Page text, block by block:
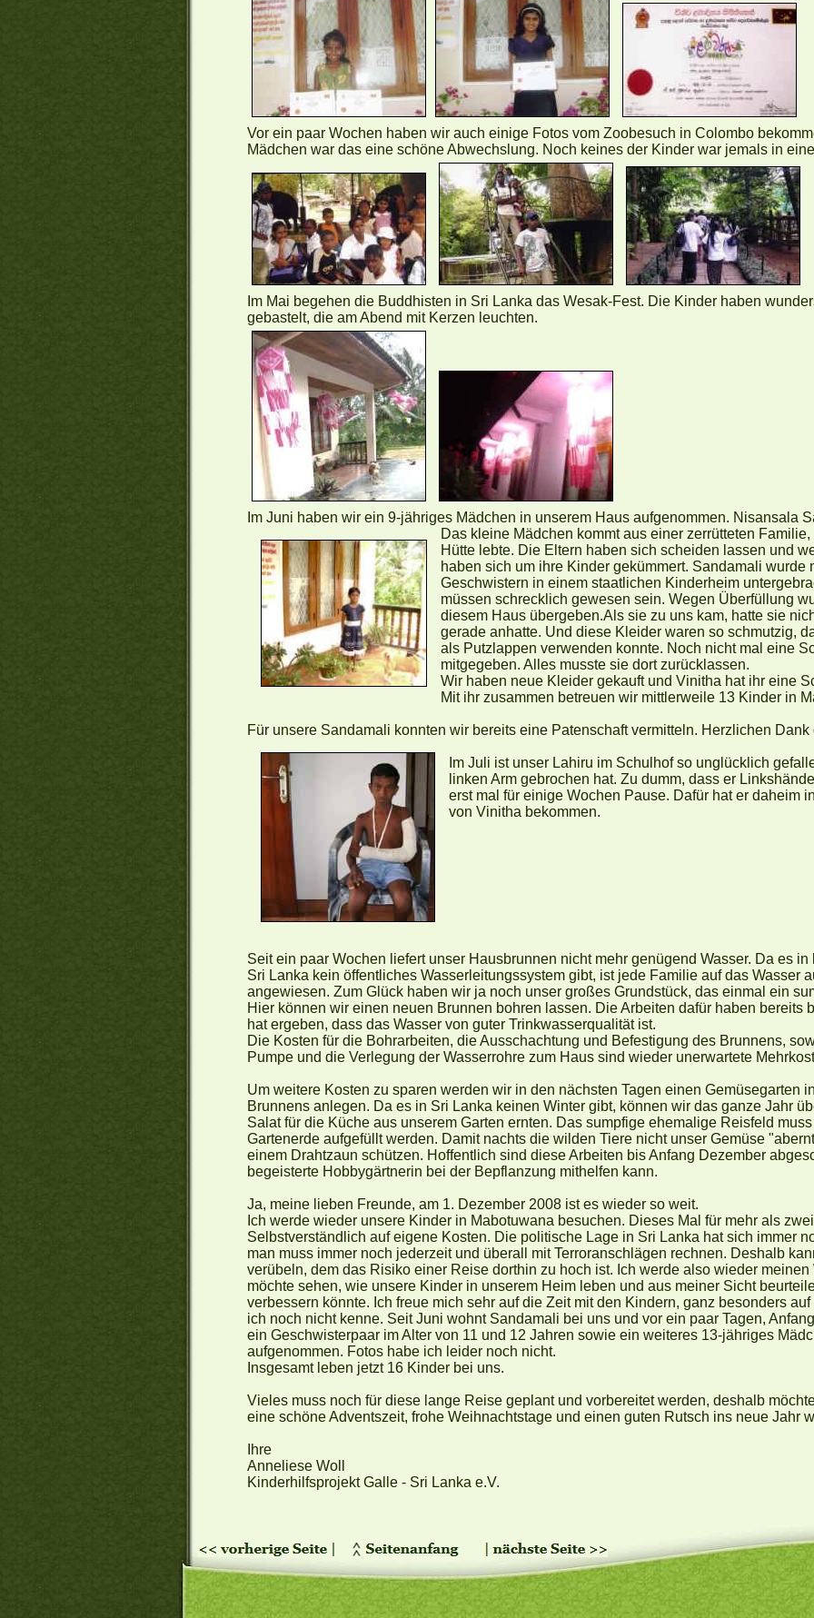
Vor ein paar Wochen haben wir auch einige Fotos vom Zoobesuch in Colombo
Mädchen war das eine schöne Abwechslung. Noch keines der Kinder war jemals in
Im Mai begehen die Buddhisten in Sri Lanka das Wesak-Fest. Die Kinder haben
gebastelt, die am Abend mit Kerzen leuchten.
Im Juni haben wir ein 9-jähriges Mädchen in unserem Haus aufgenommen. Nisansala
Das kleine Mädchen kommt aus einer zerrütteten
Hütte lebte. Die Eltern haben sich scheiden lassen und
haben sich um ihre Kinder gekümmert. Sandamali wurde
Geschwistern in einem staatlichen Kinderheim
müssen schrecklich gewesen sein. Wegen Überfüllung
diesem Haus übergeben.Als sie zu uns kam, hatte sie
gerade anhatte. Und diese Kleider waren so schmutzig,
als Putzlappen verwenden konnte. Noch nicht mal eine
mitgegeben. Alles musste sie dort zurücklassen.
Wir haben neue Kleider gekauft und Vinitha hat ihr eine
Mit ihr zusammen betreuen wir mittlerweile 13 Kinder in
Für unsere Sandamali konnten wir bereits eine Patenschaft vermitteln. Herzlichen Dank
Im Juli ist unser Lahiru im Schulhof so unglücklich
linken Arm gebrochen hat. Zu dumm, dass er
erst mal für einige Wochen Pause. Dafür hat er daheim
von Vinitha bekommen.
Seit ein paar Wochen liefert unser Hausbrunnen nicht mehr genügend Wasser. Da es
Sri Lanka kein öffentliches Wasserleitungssystem gibt, ist jede Familie auf das Wasser
angewiesen. Zum Glück haben wir ja noch unser großes Grundstück, das einmal ein
Hier können wir einen neuen Brunnen bohren lassen. Die Arbeiten dafür haben bereits
hat ergeben, dass das Wasser von guter Trinkwasserqualität ist.
Die Kosten für die Bohrarbeiten, die Ausschachtung und Befestigung des Brunnens,
Pumpe und die Verlegung der Wasserrohre zum Haus sind wieder unerwartete
Um weitere Kosten zu sparen werden wir in den nächsten Tagen einen Gemüsegarten
Brunnens anlegen. Da es in Sri Lanka keinen Winter gibt, können wir das ganze Jahr
Salat für die Küche aus unserem Garten ernten. Das sumpfige ehemalige Reisfeld
Gartenerde aufgefüllt werden. Damit nachts die wilden Tiere nicht unser Gemüse
einem Drahtzaun schützen. Hoffentlich sind diese Arbeiten bis Anfang Dezember
begeisterte Hobbygärtnerin bei der Bepflanzung mithelfen kann.
Ja, meine lieben Freunde, am 1. Dezember 2008 ist es wieder so weit.
Ich werde wieder unsere Kinder in Mabotuwana besuchen. Dieses Mal für mehr als
Selbstverständlich auf eigene Kosten. Die politische Lage in Sri Lanka hat sich immer
man muss immer noch jederzeit und überall mit Terroranschlägen rechnen. Deshalb
verübeln, dem das Risiko einer Reise dorthin zu hoch ist. Ich werde also wieder
möchte sehen, wie unsere Kinder in unserem Heim leben und aus meiner Sicht
verbessern könnte. Ich freue mich sehr auf die Zeit mit den Kindern, ganz besonders
ich noch nicht kenne. Seit Juni wohnt Sandamali bei uns und vor ein paar Tagen,
ein Geschwisterpaar im Alter von 11 und 12 Jahren sowie ein weiteres 13-jähriges
aufgenommen. Fotos habe ich leider noch nicht.
Insgesamt leben jetzt 16 Kinder bei uns.
Vieles muss noch für diese lange Reise geplant und vorbereitet werden, deshalb
eine schöne Adventszeit, frohe Weihnachtstage und einen guten Rutsch ins neue Jahr
Ihre
Anneliese Woll
Kinderhilfsprojekt Galle - Sri Lanka e.V.